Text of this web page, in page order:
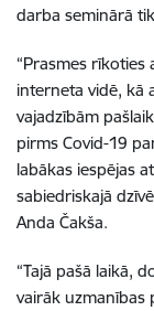
darba seminārā
“Prasmes
interneta vidē, kā
vajadzībām
pirms Covid-19
labākas iespējas
sabiedriskajā
Anda Čakša.
“Tajā pašā laikā,
vairāk uzmanības